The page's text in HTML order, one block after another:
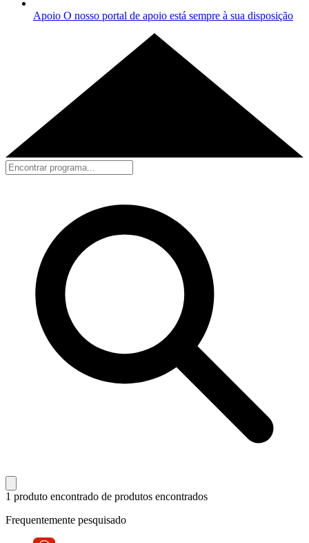
Apoio O nosso portal de apoio está sempre à sua disposição
1 produto encontrado de produtos encontrados
Frequentemente pesquisado